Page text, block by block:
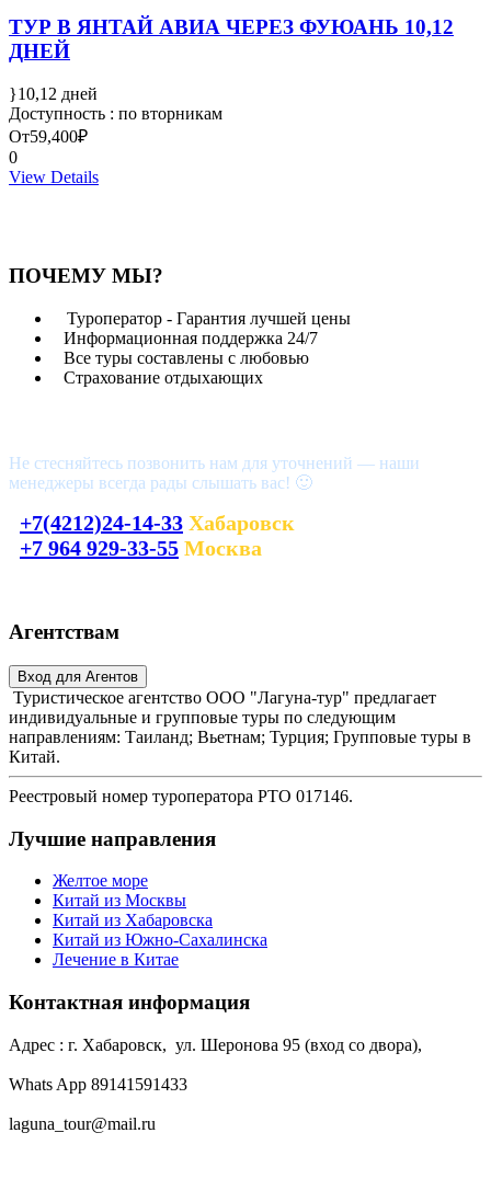
ТУР В ЯНТАЙ АВИА ЧЕРЕЗ ФУЮАНЬ 10,12
ДНЕЙ
10,12 дней
Доступность : по вторникам
От59,400₽
0
View Details
ПОЧЕМУ МЫ?
Туроператор - Гарантия лучшей цены
Информационная поддержка 24/7
Все туры составлены с любовью
Страхование отдыхающих
Не стесняйтесь позвонить нам для уточнений — наши
менеджеры всегда рады слышать вас! 🙂
+7(4212)24-14-33 Хабаровск
+7 964 929-33-55 Москва
Агентствам
Туристическое агентство ООО "Лагуна-тур" предлагает
индивидуальные и групповые туры по следующим
направлениям: Таиланд; Вьетнам; Турция; Групповые туры в
Китай.
Реестровый номер туроператора РТО 017146.
Лучшие направления
Желтое море
Китай из Москвы
Китай из Хабаровска
Китай из Южно-Сахалинска
Лечение в Китае
Контактная информация
Адрес : г. Хабаровск, ул. Шеронова 95 (вход со двора),
Whats App 89141591433
laguna_tour@mail.ru